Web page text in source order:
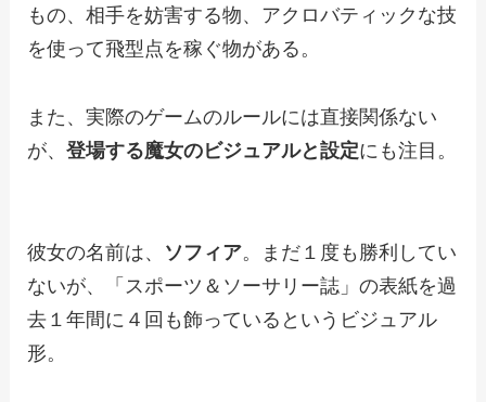
もの、相手を妨害する物、アクロバティックな技
を使って飛型点を稼ぐ物がある。
また、実際のゲームのルールには直接関係ない
が、 登場する魔女のビジュアルと設定にも注目。
彼女の名前は、 ソフィア。まだ１度も勝利してい
ないが、「スポーツ＆ソーサリー誌」の表紙を過
去１年間に４回も飾っているというビジュアル
形。